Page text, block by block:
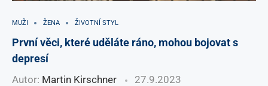
MUŽI ŽENA ŽIVOTNÍ STYL
První věci, které uděláte ráno, mohou bojovat s
depresí
Autor: Martin Kirschner 27.9.2023